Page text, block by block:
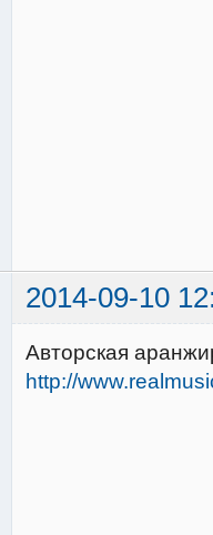
2014-09-10
Авторская
http://